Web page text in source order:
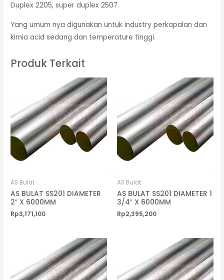
Duplex 2205, super duplex 2507.
Yang umum nya digunakan untuk industry perkapalan dan
kimia acid sedang dan temperature tinggi.
Produk Terkait
AS Bulat
AS BULAT SS201 DIAMETER
2″ X 6000MM
Rp3,171,100
AS Bulat
AS BULAT SS201 DIAMETER 1
3/4″ X 6000MM
Rp2,395,200